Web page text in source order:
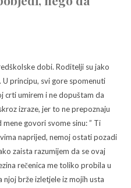
dobi. Roditelji su jako
U principu, svi gore spomenuti
crti umirem i ne dopuštam da
izraze, jer to ne prepoznaju
govori svome sinu: ” Ti
naprijed, nemoj ostati pozadi
zaista razumijem da se ovaj
rečenica me toliko probila u
njoj brže izletjele iz mojih usta